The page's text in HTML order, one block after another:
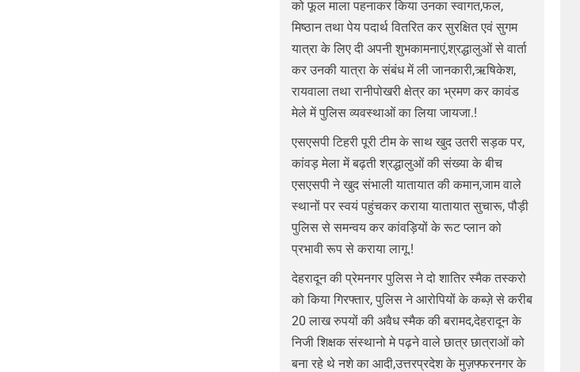
को फूल माला पहनाकर किया उनका स्वागत,फल,
मिष्ठान तथा पेय पदार्थ वितरित कर सुरक्षित एवं सुगम
यात्रा के लिए दी अपनी शुभकामनाएं,श्रद्धालुओं से वार्ता
कर उनकी यात्रा के संबंध में ली जानकारी,ऋषिकेश,
रायवाला तथा रानीपोखरी क्षेत्र का भ्रमण कर कावंड
मेले में पुलिस व्यवस्थाओं का लिया जायजा.!
एसएसपी टिहरी पूरी टीम के साथ खुद उतरी सड़क पर,
कांवड़ मेला में बढ़ती श्रद्धालुओं की संख्या के बीच
एसएसपी ने खुद संभाली यातायात की कमान,जाम वाले
स्थानों पर स्वयं पहुंचकर कराया यातायात सुचारू, पौड़ी
पुलिस से समन्वय कर कांवड़ियों के रूट प्लान को
प्रभावी रूप से कराया लागू.!
देहरादून की प्रेमनगर पुलिस ने दो शातिर स्मैक तस्करो
को किया गिरफ्तार, पुलिस ने आरोपियों के कब्ज़े से करीब
20 लाख रुपयों की अवैध स्मैक की बरामद,देहरादून के
निजी शिक्षक संस्थानो मे पढ़ने वाले छात्र छात्राओं को
बना रहे थे नशे का आदी,उत्तरप्रदेश के मुज़फ्फरनगर के